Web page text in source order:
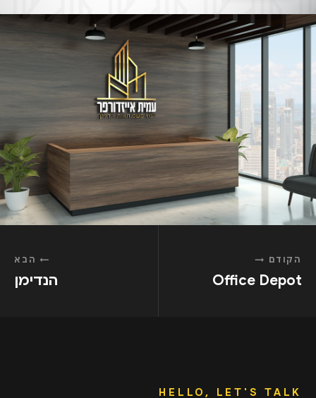
הקודם →
Office Depot
← הבא
הנדימן
HELLO, LET'S TALK